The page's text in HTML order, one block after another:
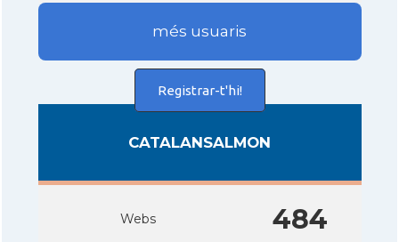
més usuaris
Registrar-t'hi!
CATALANSALMON
Webs 484